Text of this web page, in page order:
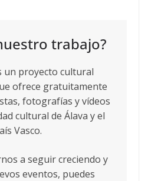
trabajo?
un proyecto cultural
ofrece gratuitamente
fotografías y vídeos
cultural de Álava y el
Vasco.
a seguir creciendo y
eventos, puedes